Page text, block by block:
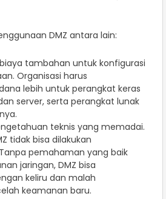
DMZ antara lain:
tambahan untuk konfigurasi
Organisasi harus
lebih untuk perangkat keras
server, serta perangkat lunak
teknis yang memadai.
tidak bisa dilakukan
pemahaman yang baik
jaringan, DMZ bisa
keliru dan malah
keamanan baru.